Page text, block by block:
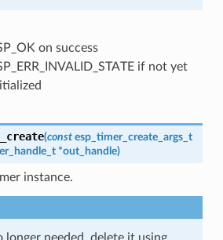
on success
if not yet
(const esp_timer_create_args_t
*out_handle)
instance.